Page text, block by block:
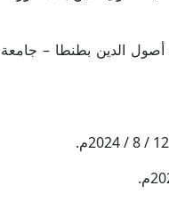
بتقدير (جيد جدًّا) - كلية أصول الدين بطنطا – جامعة